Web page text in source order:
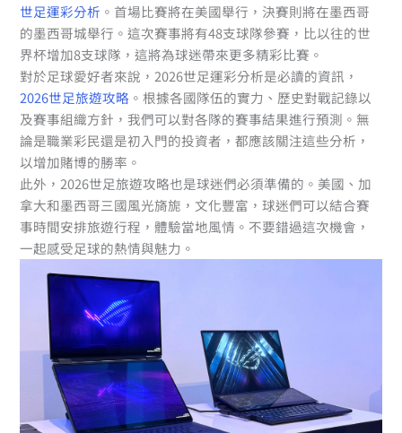
世足運彩分析 。首場比賽將在美國舉行，決賽則將在墨西哥
的墨西哥城舉行。這次賽事將有48支球隊參賽，比以往的世
界杯增加8支球隊，這將為球迷帶來更多精彩比賽。
對於足球愛好者來說，2026世足運彩分析是必讀的資訊，
2026世足旅遊攻略 。根據各國隊伍的實力、歷史對戰記錄以
及賽事組織方針，我們可以對各隊的賽事結果進行預測。無
論是職業彩民還是初入門的投資者，都應該關注這些分析，
以增加賭博的勝率。
此外，2026世足旅遊攻略也是球迷們必須準備的。美國、加
拿大和墨西哥三國風光旖旎，文化豐富，球迷們可以結合賽
事時間安排旅遊行程，體驗當地風情。不要錯過這次機會，
一起感受足球的熱情與魅力。